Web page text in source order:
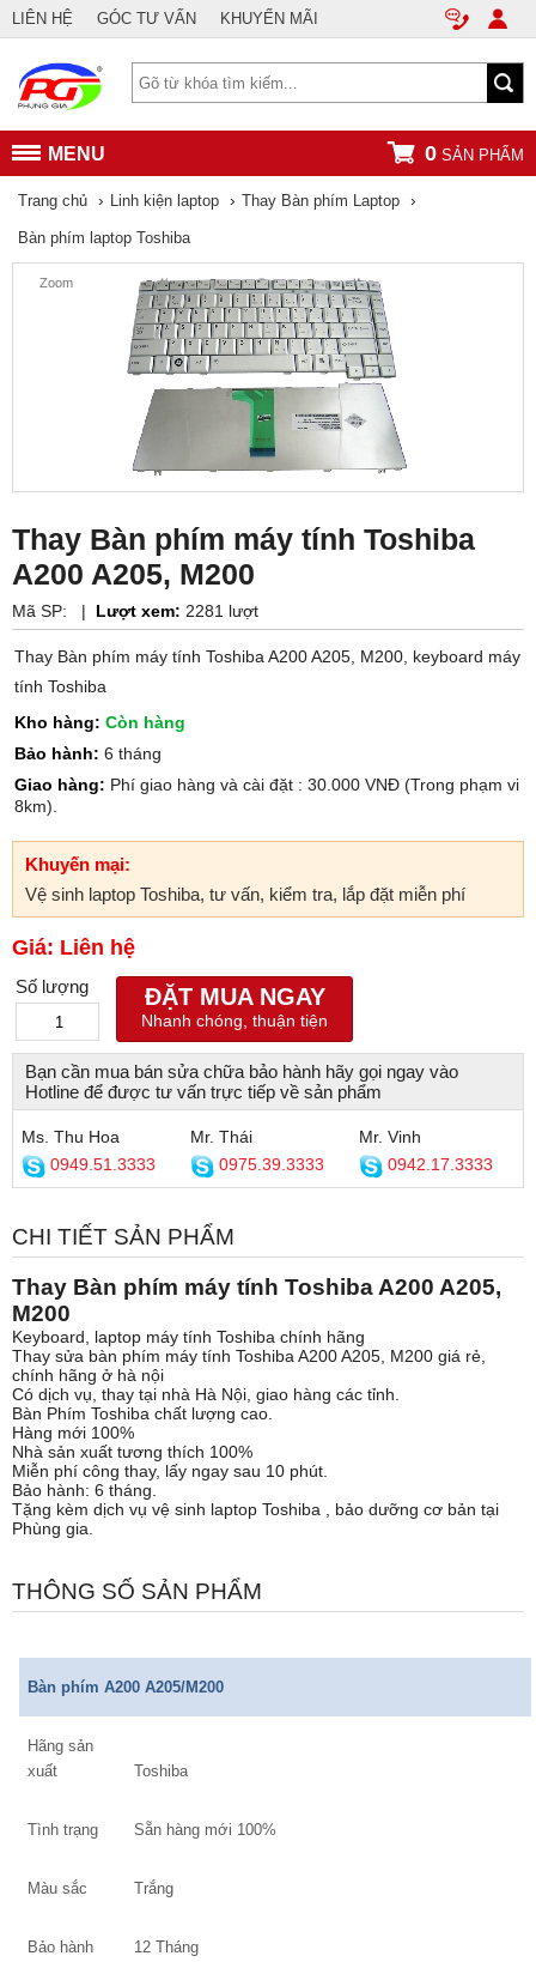
LIÊN HỆ GÓC TƯ VẤN KHUYẾN MÃI
MENU 0 SẢN PHẨM
Trang chủ › Linh kiện laptop › Thay Bàn phím Laptop ›
Bàn phím laptop Toshiba
Zoom
Thay Bàn phím máy tính Toshiba
A200 A205, M200
Mã SP: | Lượt xem: 2281 lượt
Thay Bàn phím máy tính Toshiba A200 A205, M200, keyboard máy
tính Toshiba
Kho hàng: Còn hàng
Bảo hành: 6 tháng
Giao hàng: Phí giao hàng và cài đặt : 30.000 VNĐ (Trong phạm vi
8km).
Khuyến mại:
Vệ sinh laptop Toshiba, tư vấn, kiểm tra, lắp đặt miễn phí
Giá: Liên hệ
Số lượng ĐẶT MUA NGAY
Nhanh chóng, thuận tiện
Bạn cần mua bán sửa chữa bảo hành hãy gọi ngay vào
Hotline để được tư vấn trực tiếp về sản phẩm
Ms. Thu Hoa
0949.51.3333
Mr. Thái
0975.39.3333
Mr. Vinh
0942.17.3333
CHI TIẾT SẢN PHẨM
Thay Bàn phím máy tính Toshiba A200 A205,
M200
Keyboard, laptop máy tính Toshiba chính hãng
Thay sửa bàn phím máy tính Toshiba A200 A205, M200 giá rẻ,
chính hãng ở hà nội
Có dịch vụ, thay tại nhà Hà Nội, giao hàng các tỉnh.
Bàn Phím Toshiba chất lượng cao.
Hàng mới 100%
Nhà sản xuất tương thích 100%
Miễn phí công thay, lấy ngay sau 10 phút.
Bảo hành: 6 tháng.
Tặng kèm dịch vụ vệ sinh laptop Toshiba , bảo dưỡng cơ bản tại
Phùng gia.
THÔNG SỐ SẢN PHẨM
Bàn phím A200 A205/M200
Hãng sản
xuất
Toshiba
Tình trạng Sẵn hàng mới 100%
Màu sắc Trắng
Bảo hành 12 Tháng